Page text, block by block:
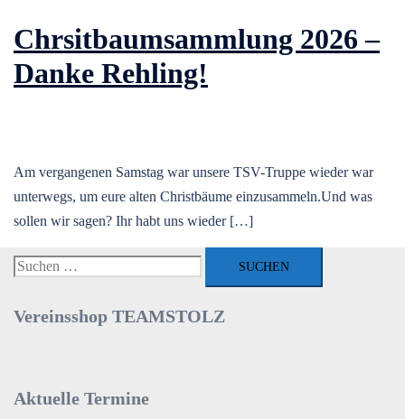
Chrsitbaumsammlung 2026 –
Danke Rehling!
Am vergangenen Samstag war unsere TSV-Truppe wieder war
unterwegs, um eure alten Christbäume einzusammeln.Und was
sollen wir sagen? Ihr habt uns wieder […]
Suchen
Vereinsshop TEAMSTOLZ
Aktuelle Termine